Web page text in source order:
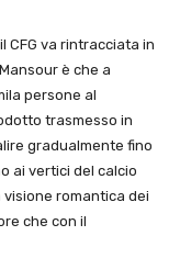
CFG va rintracciata in
è che a
persone al
trasmesso in
gradualmente fino
ai vertici del calcio
romantica dei
che con il